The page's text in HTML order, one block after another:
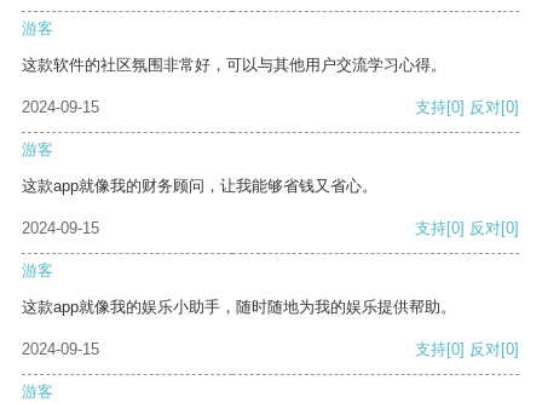
游客
这款软件的社区氛围非常好，可以与其他用户交流学习心得。
2024-09-15 支持[0] 反对[0]
游客
这款app就像我的财务顾问，让我能够省钱又省心。
2024-09-15 支持[0] 反对[0]
游客
这款app就像我的娱乐小助手，随时随地为我的娱乐提供帮助。
2024-09-15 支持[0] 反对[0]
游客